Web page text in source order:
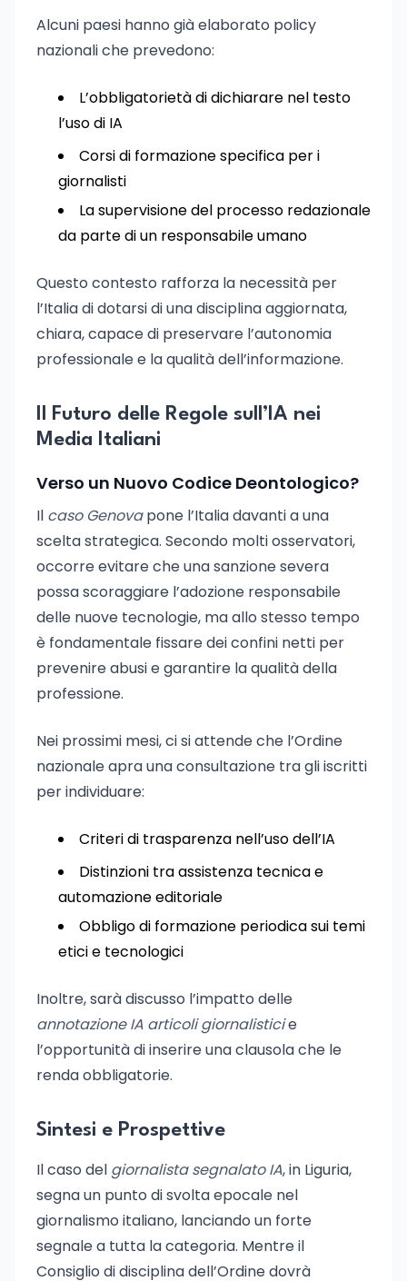
Alcuni paesi hanno già elaborato policy
nazionali che prevedono:
L’obbligatorietà di dichiarare nel testo
l’uso di IA
Corsi di formazione specifica per i
giornalisti
La supervisione del processo redazionale
da parte di un responsabile umano
Questo contesto rafforza la necessità per
l’Italia di dotarsi di una disciplina aggiornata,
chiara, capace di preservare l’autonomia
professionale e la qualità dell’informazione.
Il Futuro delle Regole sull’IA nei
Media Italiani
Verso un Nuovo Codice Deontologico?
Il caso Genovapone l’Italia davanti a una
scelta strategica. Secondo molti osservatori,
occorre evitare che una sanzione severa
possa scoraggiare l’adozione responsabile
delle nuove tecnologie, ma allo stesso tempo
è fondamentale fissare dei confini netti per
prevenire abusi e garantire la qualità della
professione.
Nei prossimi mesi, ci si attende che l’Ordine
nazionale apra una consultazione tra gli iscritti
per individuare:
Criteri di trasparenza nell’uso dell’IA
Distinzioni tra assistenza tecnica e
automazione editoriale
Obbligo di formazione periodica sui temi
etici e tecnologici
Inoltre, sarà discusso l’impatto delle
annotazione IA articoli giornalisticie
l’opportunità di inserire una clausola che le
renda obbligatorie.
Sintesi e Prospettive
Il caso del giornalista segnalato IA, in Liguria,
segna un punto di svolta epocale nel
giornalismo italiano, lanciando un forte
segnale a tutta la categoria. Mentre il
Consiglio di disciplina dell’Ordine dovrà